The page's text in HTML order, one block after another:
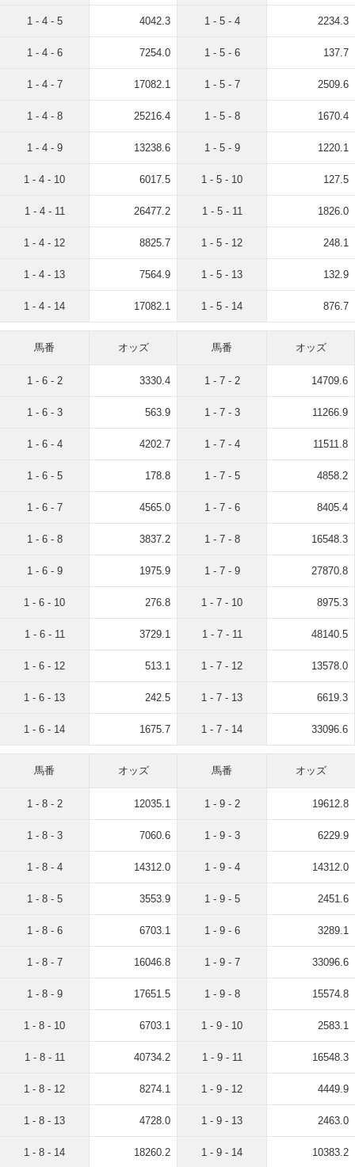
1 - 4 - 5 4042.3
1 - 4 - 6 7254.0
1 - 4 - 7 17082.1
1 - 4 - 8 25216.4
1 - 4 - 9 13238.6
1 - 4 - 10 6017.5
1 - 4 - 11 26477.2
1 - 4 - 12 8825.7
1 - 4 - 13 7564.9
1 - 4 - 14 17082.1
1 - 5 - 4 2234.3
1 - 5 - 6 137.7
1 - 5 - 7 2509.6
1 - 5 - 8 1670.4
1 - 5 - 9 1220.1
1 - 5 - 10 127.5
1 - 5 - 11 1826.0
1 - 5 - 12 248.1
1 - 5 - 13 132.9
1 - 5 - 14 876.7
馬番 オッズ
1 - 6 - 2 3330.4
1 - 6 - 3 563.9
1 - 6 - 4 4202.7
1 - 6 - 5 178.8
1 - 6 - 7 4565.0
1 - 6 - 8 3837.2
1 - 6 - 9 1975.9
1 - 6 - 10 276.8
1 - 6 - 11 3729.1
1 - 6 - 12 513.1
1 - 6 - 13 242.5
1 - 6 - 14 1675.7
馬番 オッズ
1 - 7 - 2 14709.6
1 - 7 - 3 11266.9
1 - 7 - 4 11511.8
1 - 7 - 5 4858.2
1 - 7 - 6 8405.4
1 - 7 - 8 16548.3
1 - 7 - 9 27870.8
1 - 7 - 10 8975.3
1 - 7 - 11 48140.5
1 - 7 - 12 13578.0
1 - 7 - 13 6619.3
1 - 7 - 14 33096.6
馬番 オッズ
1 - 8 - 2 12035.1
1 - 8 - 3 7060.6
1 - 8 - 4 14312.0
1 - 8 - 5 3553.9
1 - 8 - 6 6703.1
1 - 8 - 7 16046.8
1 - 8 - 9 17651.5
1 - 8 - 10 6703.1
1 - 8 - 11 40734.2
1 - 8 - 12 8274.1
1 - 8 - 13 4728.0
1 - 8 - 14 18260.2
馬番 オッズ
1 - 9 - 2 19612.8
1 - 9 - 3 6229.9
1 - 9 - 4 14312.0
1 - 9 - 5 2451.6
1 - 9 - 6 3289.1
1 - 9 - 7 33096.6
1 - 9 - 8 15574.8
1 - 9 - 10 2583.1
1 - 9 - 11 16548.3
1 - 9 - 12 4449.9
1 - 9 - 13 2463.0
1 - 9 - 14 10383.2